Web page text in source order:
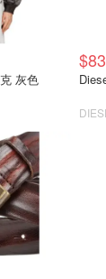
灰色